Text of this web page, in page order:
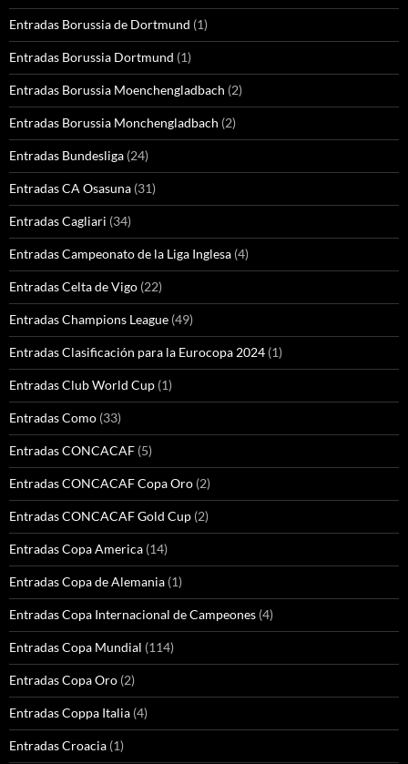
Entradas Borussia de Dortmund (1)
Entradas Borussia Dortmund (1)
Entradas Borussia Moenchengladbach (2)
Entradas Borussia Monchengladbach (2)
Entradas Bundesliga (24)
Entradas CA Osasuna (31)
Entradas Cagliari (34)
Entradas Campeonato de la Liga Inglesa (4)
Entradas Celta de Vigo (22)
Entradas Champions League (49)
Entradas Clasificación para la Eurocopa 2024 (1)
Entradas Club World Cup (1)
Entradas Como (33)
Entradas CONCACAF (5)
Entradas CONCACAF Copa Oro (2)
Entradas CONCACAF Gold Cup (2)
Entradas Copa America (14)
Entradas Copa de Alemania (1)
Entradas Copa Internacional de Campeones (4)
Entradas Copa Mundial (114)
Entradas Copa Oro (2)
Entradas Coppa Italia (4)
Entradas Croacia (1)